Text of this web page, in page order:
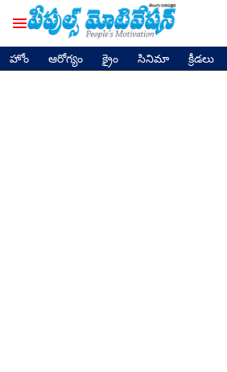
హోం ఆరోగ్యం క్రైం సినిమా క్రీడలు